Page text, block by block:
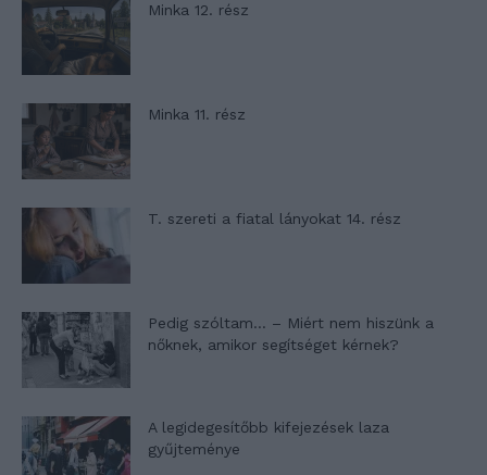
Minka 12. rész
Minka 11. rész
T. szereti a fiatal lányokat 14. rész
Pedig szóltam… – Miért nem hiszünk a
nőknek, amikor segítséget kérnek?
A legidegesítőbb kifejezések laza
gyűjteménye